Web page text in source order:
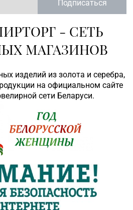
Подписаться
- СЕТЬ
МАГАЗИНОВ
изделий из золота и серебра,
на официальном сайте
сети Беларуси.